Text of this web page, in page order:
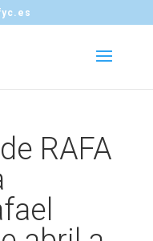
RAFA